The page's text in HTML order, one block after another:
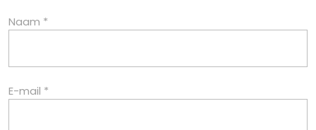
Naam *
E-mail *